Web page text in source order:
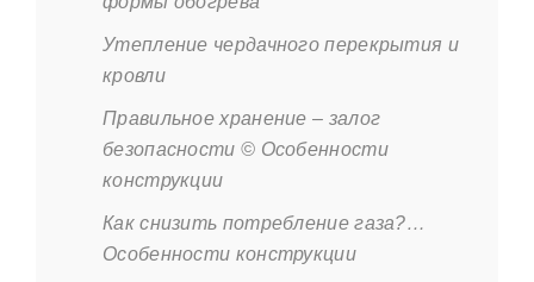
Утепление чердачного перекрытия и
кровли
Правильное хранение – залог
безопасности © Особенности
конструкции
Как снизить потребление газа?…
Особенности конструкции